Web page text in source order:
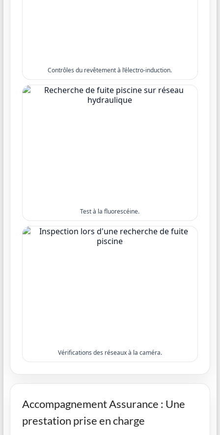
Contrôles du revêtement à l’électro-induction.
Test à la fluorescéine.
Vérifications des réseaux à la caméra.
Accompagnement Assurance : Une
prestation prise en charge